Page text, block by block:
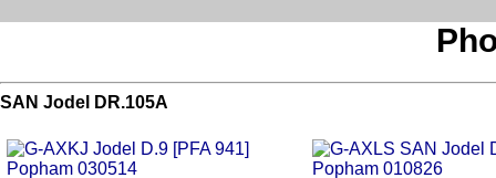
SAN Jodel DR.105A